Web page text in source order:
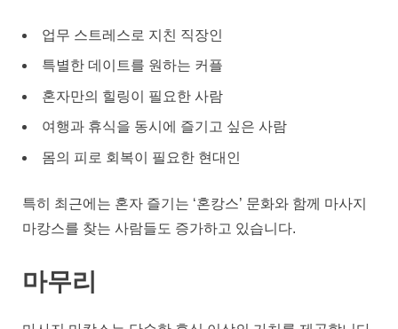
업무 스트레스로 지친 직장인
특별한 데이트를 원하는 커플
혼자만의 힐링이 필요한 사람
여행과 휴식을 동시에 즐기고 싶은 사람
몸의 피로 회복이 필요한 현대인
특히 최근에는 혼자 즐기는 ‘혼캉스’ 문화와 함께 마사지
마캉스를 찾는 사람들도 증가하고 있습니다.
마무리